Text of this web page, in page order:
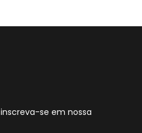
se em nossa